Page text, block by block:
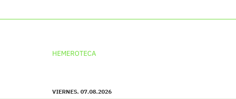
HEMEROTECA
VIERNES. 07.08.2026